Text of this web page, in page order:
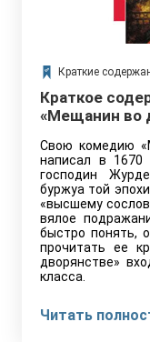
Краткие
Краткое
«Мещанин во
Свою комедию
написал в 1670
господин
буржуа той
«высшему
вялое
быстро понять,
прочитать ее
дворянстве»
класса.
Читать